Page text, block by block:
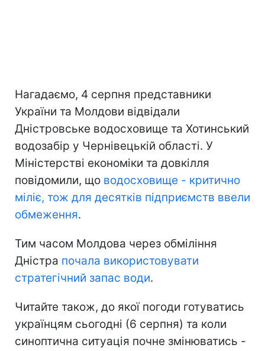
Нагадаємо, 4 серпня представники
України та Молдови відвідали
Дністровське водосховище та Хотинський
водозабір у Чернівецькій області. У
Міністерстві економіки та довкілля
повідомили, що водосховище - критично
міліє, тож для десятків підприємств ввели
обмеження.
Тим часом Молдова через обміління
Дністра почала використовувати
стратегічний запас води.
Читайте також, до якої погоди готуватись
українцям сьогодні (6 серпня) та коли
синоптична ситуація почне змінюватись -